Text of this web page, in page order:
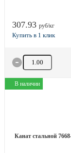
307.93 руб/кг
Количество товара
В наличии
Канат стальной